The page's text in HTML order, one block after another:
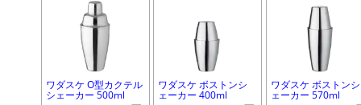
ワダスケ O型カクテル
シェーカー 500ml
ワダスケ ボストンシ
ェーカー 400ml
ワダスケ ボストンシ
ェーカー 570ml